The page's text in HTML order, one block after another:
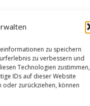
zu speichern
zu verbessern und
Technologien zustimmen,
IDs auf dieser Website
oder zurückziehen, können
which made
trip added
and Last
a